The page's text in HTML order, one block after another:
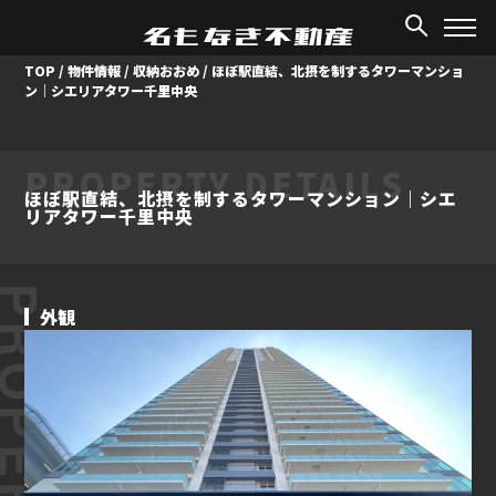
TOP /物件情報 /収納おおめ / ほぼ駅直結、北摂を制するタワーマンショ
ン｜シエリアタワー千里中央
PROPERTY DETAILS
ほぼ駅直結、北摂を制するタワーマンション｜シエ
リアタワー千里中央
外観